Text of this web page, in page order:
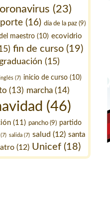
(23)
(16) día de la paz (9)
maestro(10) ecovidrio
fin de curso (19)
graduación (15)
(7) inicio de curso(10)
(13) marcha (14)
(46)
(11) pancho (9) partido
(7) salida (7) salud (12) santa
(12) Unicef (18)